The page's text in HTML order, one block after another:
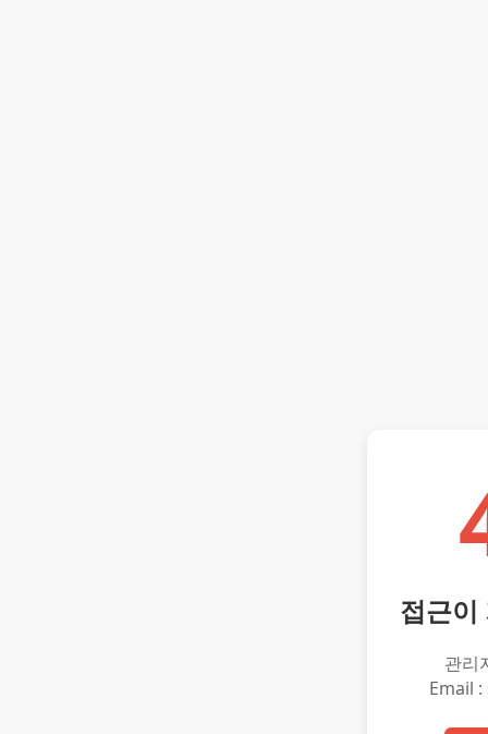
접근이
관리
Email